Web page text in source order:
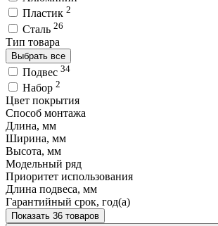
Пластик 2
Сталь 26
Тип товара
Выбрать все
Подвес 34
Набор 2
Цвет покрытия
Способ монтажа
Длина, мм
Ширина, мм
Высота, мм
Модельный ряд
Приоритет использования
Длина подвеса, мм
Гарантийный срок, год(а)
Показать 36 товаров